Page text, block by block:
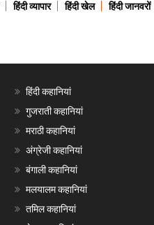
हिंदी व्यापार हिंदी खेल हिंदी जानवरों
हिंदी कहानियां
गुजराती कहानियां
मराठी कहानियां
अंग्रेजी कहानियां
बंगाली कहानियां
मलयालम कहानियां
तमिल कहानियां